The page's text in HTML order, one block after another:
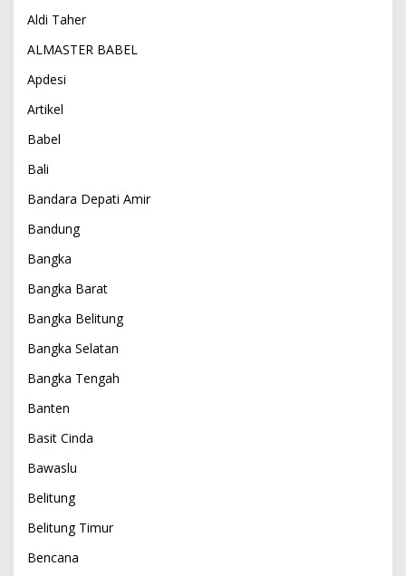
Aldi Taher
ALMASTER BABEL
Apdesi
Artikel
Babel
Bali
Bandara Depati Amir
Bandung
Bangka
Bangka Barat
Bangka Belitung
Bangka Selatan
Bangka Tengah
Banten
Basit Cinda
Bawaslu
Belitung
Belitung Timur
Bencana